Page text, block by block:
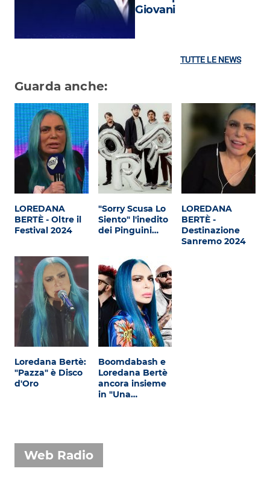
Giovani
TUTTE LE NEWS
Guarda anche:
LOREDANA
BERTÈ - Oltre il
Festival 2024
"Sorry Scusa Lo
Siento" l'inedito
dei Pinguini…
LOREDANA
BERTÈ -
Destinazione
Sanremo 2024
Loredana Bertè:
"Pazza" è Disco
d'Oro
Boomdabash e
Loredana Bertè
ancora insieme
in "Una…
Web Radio